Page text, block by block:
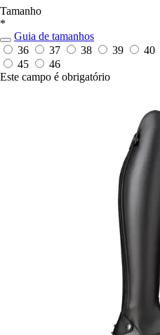
Tamanho
*
Guia de tamanhos
36
37 38 39 40
45
46
Este campo é obrigatório